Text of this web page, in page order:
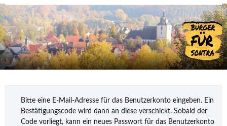
Bitte eine E-Mail-Adresse für das Benutzerkonto eingeben. Ein
Bestätigungscode wird dann an diese verschickt. Sobald der
Code vorliegt, kann ein neues Passwort für das Benutzerkonto